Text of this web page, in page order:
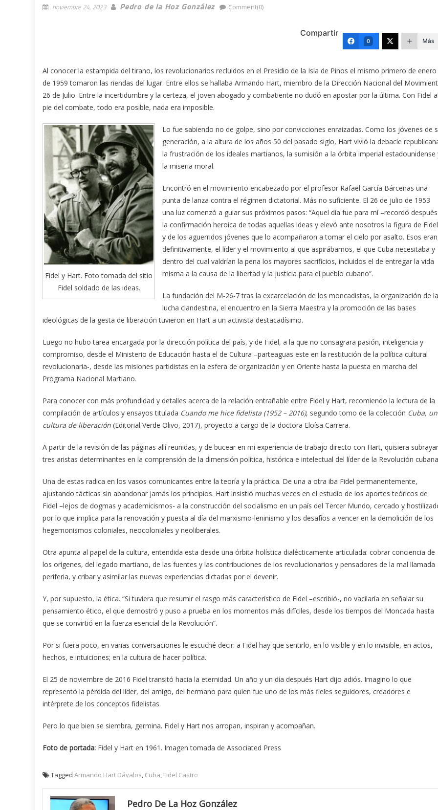
noviembre 24, 2023 Pedro de la Hoz González Comment(0)
Compartir
0 Más
Al conocer la estampida del tirano, los revolucionarios recluidos en el Presidio de la Isla de Pinos el mismo primero de enero
de 1959 tomaron las riendas del lugar. Entre ellos se hallaba Armando Hart, miembro de la Dirección Nacional del
26 de Julio. Entre la incertidumbre y la certeza, el joven abogado y combatiente no dudó en apostar por la última. Con Fidel al
pie del combate, todo era posible, nada era imposible.
Fidel y Hart. Foto tomada del sitio
Fidel soldado de las ideas.
Lo fue sabiendo no de golpe, sino por convicciones enraizadas. Como los jóvenes de
generación, a la altura de los años 50 del pasado siglo, Hart vivió la debacle
la frustración de los ideales martianos, la sumisión a la órbita imperial estadounidense
la miseria moral.
Encontró en el movimiento encabezado por el profesor Rafael García Bárcenas una
punta de lanza contra el régimen dictatorial. Más no suficiente. El 26 de julio de 1953
una luz comenzó a guiar sus próximos pasos: “Aquel día fue para mí –recordó
la confirmación heroica de todas aquellas ideas y elevó ante nosotros la figura de Fidel
y de los aguerridos jóvenes que lo acompañaron a tomar el cielo por asalto. Esos
definitivamente, el líder y el movimiento al que aspirábamos, el que Cuba necesitaba y
dentro del cual valdrían la pena los mayores sacrificios, incluidos el de entregar la vida
misma a la causa de la libertad y la justicia para el pueblo cubano”.
La fundación del M-26-7 tras la excarcelación de los moncadistas, la organización de la
lucha clandestina, el encuentro en la Sierra Maestra y la promoción de las bases
ideológicas de la gesta de liberación tuvieron en Hart a un activista destacadísimo.
Luego no hubo tarea encargada por la dirección política del país, y de Fidel, a la que no consagrara pasión, inteligencia y
compromiso, desde el Ministerio de Educación hasta el de Cultura –parteaguas este en la restitución de la política cultural
revolucionaria-, desde las misiones partidistas en la esfera de organización y en Oriente hasta la puesta en marcha del
Programa Nacional Martiano.
Para conocer con más profundidad y detalles acerca de la relación entrañable entre Fidel y Hart, recomiendo la lectura de la
compilación de artículos y ensayos titulada Cuando me hice fidelista (1952 – 2016), segundo tomo de la colección Cuba,
cultura de liberación (Editorial Verde Olivo, 2017), proyecto a cargo de la doctora Eloísa Carrera.
A partir de la revisión de las páginas allí reunidas, y de bucear en mi experiencia de trabajo directo con Hart, quisiera subrayar
tres aristas determinantes en la comprensión de la dimensión política, histórica e intelectual del líder de la Revolución
Una de estas radica en los vasos comunicantes entre la teoría y la práctica. De una a otra iba Fidel permanentemente,
ajustando tácticas sin abandonar jamás los principios. Hart insistió muchas veces en el estudio de los aportes teóricos de
Fidel –lejos de dogmas y academicismos- a la construcción del socialismo en un país del Tercer Mundo, cercado y
por lo que implica para la renovación y puesta al día del marxismo-leninismo y los desafíos a vencer en la demolición de los
hegemonismos coloniales, neocoloniales y neoliberales.
Otra apunta al papel de la cultura, entendida esta desde una órbita holística dialécticamente articulada: cobrar conciencia de
los orígenes, del legado martiano, de las fuentes y las contribuciones de los revolucionarios y pensadores de la mal llamada
periferia, y cribar y asimilar las nuevas experiencias dictadas por el devenir.
Y, por supuesto, la ética. “Si tuviera que resumir el rasgo más característico de Fidel –escribió-, no vacilaría en señalar su
pensamiento ético, el que demostró y puso a prueba en los momentos más difíciles, desde los tiempos del Moncada hasta
que se convirtió en la fuerza esencial de la Revolución”.
Por si fuera poco, en varias conversaciones le escuché decir: a Fidel hay que sentirlo, en lo visible y en lo invisible, en actos,
hechos, e intuiciones; en la cultura de hacer política.
El 25 de noviembre de 2016 Fidel transitó hacia la eternidad. Un año y un día después Hart dijo adiós. Imagino lo que
representó la pérdida del líder, del amigo, del hermano para quien fue uno de los más fieles seguidores, creadores e
intérprete de los conceptos fidelistas.
Pero lo que bien se siembra, germina. Fidel y Hart nos arropan, inspiran y acompañan.
Foto de portada: Fidel y Hart en 1961. Imagen tomada de Associated Press
Tagged Armando Hart Dávalos, Cuba, Fidel Castro
Pedro De La Hoz González